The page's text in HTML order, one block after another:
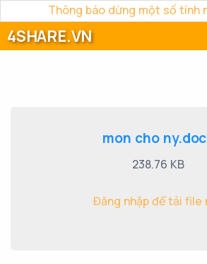
Thông báo dừng một số tính
4SHARE.VN
mon cho
238.76 KB
Đăng nhập để tải file